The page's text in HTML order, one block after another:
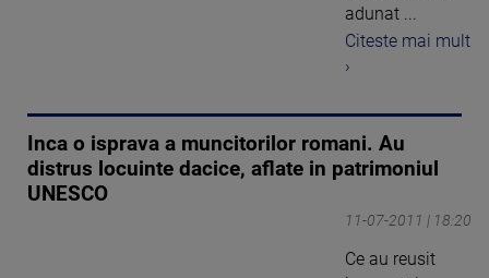
adunat ...
Citeste mai mult
›
Inca o isprava a muncitorilor romani. Au
distrus locuinte dacice, aflate in patrimoniul
UNESCO
11-07-2011 | 18:20
Ce au reusit